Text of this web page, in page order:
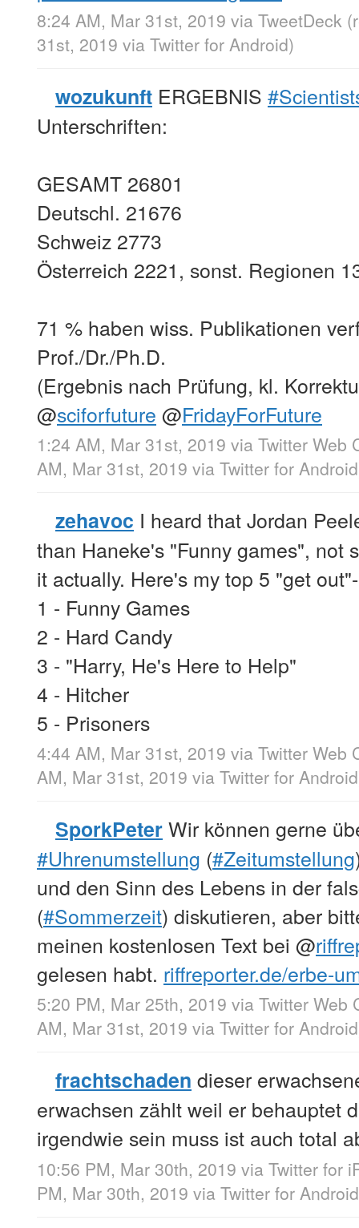
8:24 AM, Mar 31st, 2019 via TweetDeck
31st, 2019 via Twitter for Android)
wozukunft ERGEBNIS
Unterschriften:
GESAMT 26801
Deutschl. 21676
Schweiz 2773
Österreich 2221, sonst. Regionen
71 % haben wiss. Publikationen
Prof./Dr./Ph.D.
(Ergebnis nach Prüfung, kl.
@sciforfuture @FridayForFuture
1:24 AM, Mar 31st, 2019 via Twitter Web
AM, Mar 31st, 2019 via Twitter for Android
zehavoc I heard that Jordan
than Haneke's "Funny games", not
it actually. Here's my top 5 "get
1 - Funny Games
2 - Hard Candy
3 - "Harry, He's Here to Help"
4 - Hitcher
5 - Prisoners
4:44 AM, Mar 31st, 2019 via Twitter Web
AM, Mar 31st, 2019 via Twitter for Android
SporkPeterWir können gerne
#Uhrenumstellung (#Zeitumstellung
und den Sinn des Lebens in der
(#Sommerzeit) diskutieren, aber
meinen kostenlosen Text bei @
gelesen habt. riffreporter.de/erbe-
5:20 PM, Mar 25th, 2019 via Twitter Web
AM, Mar 31st, 2019 via Twitter for Android
frachtschaden dieser
erwachsen zählt weil er behauptet
irgendwie sein muss ist auch total
10:56 PM, Mar 30th, 2019 via Twitter for
PM, Mar 30th, 2019 via Twitter for Android